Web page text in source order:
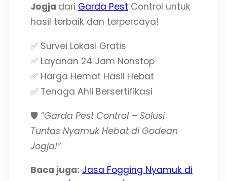
Jogja dari Garda Pest Control untuk
hasil terbaik dan terpercaya!
✅ Survei Lokasi Gratis
✅ Layanan 24 Jam Nonstop
✅ Harga Hemat Hasil Hebat
✅ Tenaga Ahli Bersertifikasi
🛡️ “Garda Pest Control – Solusi
Tuntas Nyamuk Hebat di Godean
Jogja!”
Baca juga: Jasa Fogging Nyamuk di